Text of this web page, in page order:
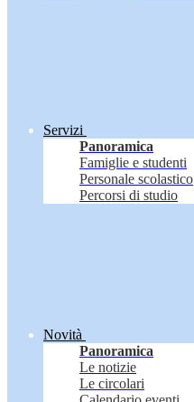
Servizi
Panoramica
Famiglie e studenti
Personale scolastico
Percorsi di studio
Novità
Panoramica
Le notizie
Le circolari